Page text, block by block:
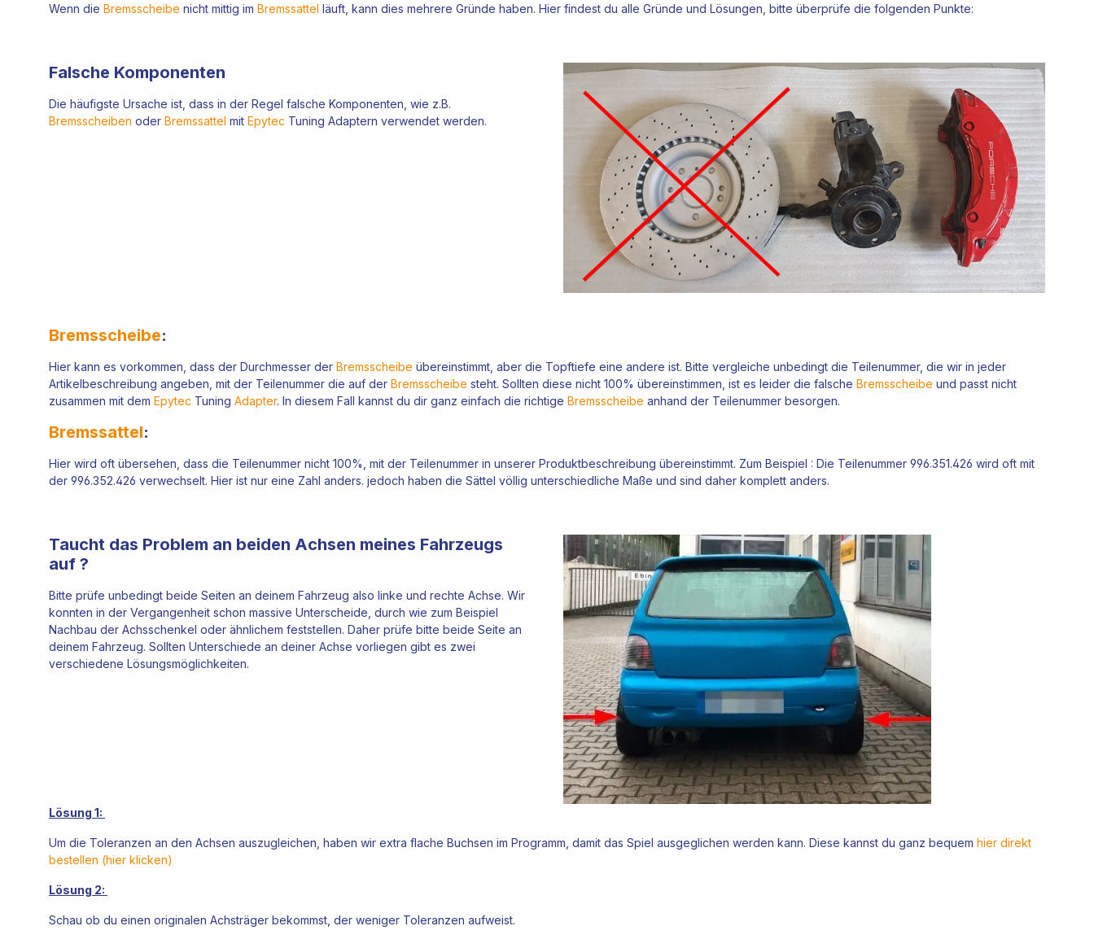
Wenn die Bremsscheibe nicht mittig im Bremssattel läuft, kann dies mehrere Gründe haben. Hier findest du alle Gründe und Lösungen, bitte überprüfe die folgenden Punkte:
Falsche Komponenten
Die häufigste Ursache ist, dass in der Regel falsche Komponenten, wie z.B.
Bremsscheiben oder Bremssattel mit Epytec Tuning Adaptern verwendet werden.
Bremsscheibe:
Hier kann es vorkommen, dass der Durchmesser der Bremsscheibe übereinstimmt, aber die Topftiefe eine andere ist. Bitte vergleiche unbedingt die Teilenummer, die wir in jeder
Artikelbeschreibung angeben, mit der Teilenummer die auf der Bremsscheibe steht. Sollten diese nicht 100% übereinstimmen, ist es leider die falsche Bremsscheibe und passt nicht
zusammen mit dem Epytec Tuning Adapter. In diesem Fall kannst du dir ganz einfach die richtige Bremsscheibe anhand der Teilenummer besorgen.
Bremssattel:
Hier wird oft übersehen, dass die Teilenummer nicht 100%, mit der Teilenummer in unserer Produktbeschreibung übereinstimmt. Zum Beispiel : Die Teilenummer 996.351.426 wird oft mit
der 996.352.426 verwechselt. Hier ist nur eine Zahl anders. jedoch haben die Sättel völlig unterschiedliche Maße und sind daher komplett anders.
Taucht das Problem an beiden Achsen meines Fahrzeugs
auf ?
Bitte prüfe unbedingt beide Seiten an deinem Fahrzeug also linke und rechte Achse. Wir
konnten in der Vergangenheit schon massive Unterscheide, durch wie zum Beispiel
Nachbau der Achsschenkel oder ähnlichem feststellen. Daher prüfe bitte beide Seite an
deinem Fahrzeug. Sollten Unterschiede an deiner Achse vorliegen gibt es zwei
verschiedene Lösungsmöglichkeiten.
Lösung 1:
Um die Toleranzen an den Achsen auszugleichen, haben wir extra flache Buchsen im Programm, damit das Spiel ausgeglichen werden kann. Diese kannst du ganz bequem hier direkt
bestellen (hier klicken)
Lösung 2:
Schau ob du einen originalen Achsträger bekommst, der weniger Toleranzen aufweist.